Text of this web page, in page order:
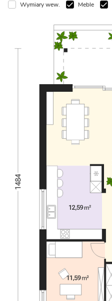
Wymiary wew. Meble